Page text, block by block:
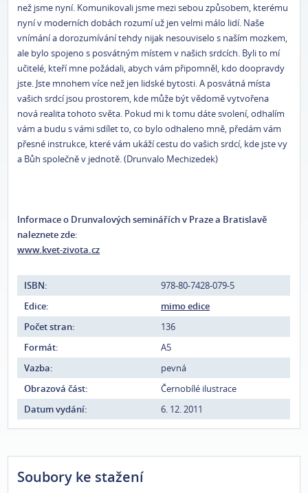
než jsme nyní. Komunikovali jsme mezi sebou způsobem, kterému
nyní v moderních dobách rozumí už jen velmi málo lidí. Naše
vnímání a dorozumívání tehdy nijak nesouviselo s naším mozkem,
ale bylo spojeno s posvátným místem v našich srdcích. Byli to mí
učitelé, kteří mne požádali, abych vám připomněl, kdo doopravdy
jste. Jste mnohem více než jen lidské bytosti. A posvátná místa
vašich srdcí jsou prostorem, kde může být vědomě vytvořena
nová realita tohoto světa. Pokud mi k tomu dáte svolení, odhalím
vám a budu s vámi sdílet to, co bylo odhaleno mně, předám vám
přesné instrukce, které vám ukáží cestu do vašich srdcí, kde jste vy
a Bůh společně v jednotě. (Drunvalo Mechizedek)
Informace o Drunvalových seminářích v Praze a Bratislavě
naleznete zde:
www.kvet-zivota.cz
ISBN:
978-80-7428-079-5
Edice:
mimo edice
Počet stran:
136
Formát:
A5
Vazba:
pevná
Obrazová část:
Černobílé ilustrace
Datum vydání:
6. 12. 2011
Soubory ke stažení